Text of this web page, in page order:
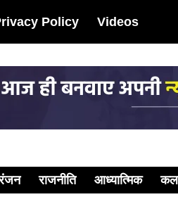
Policy Videos
राजनीति आध्यात्मिक